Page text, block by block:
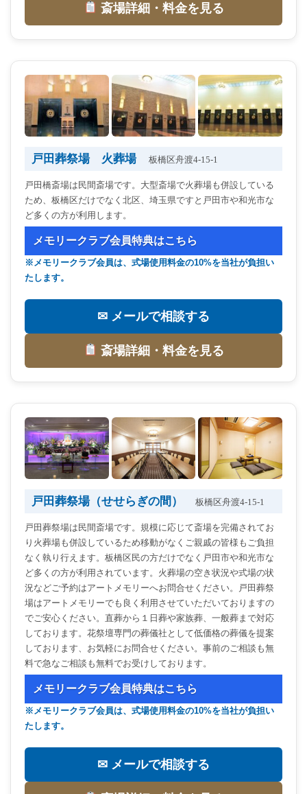
斎場詳細・料金を見る
戸田葬祭場 火葬場 板橋区舟渡4-15-1
戸田橋斎場は民間斎場です。大型斎場で火葬場も併設している
ため、板橋区だけでなく北区、埼玉県ですと戸田市や和光市な
ど多くの方が利用します。
メモリークラブ会員特典はこちら
※メモリークラブ会員は、式場使用料金の10%を当社が負担い
たします。
✉ メールで相談する
斎場詳細・料金を見る
戸田葬祭場（せせらぎの間） 板橋区舟渡4-15-1
戸田葬祭場は民間斎場です。規模に応じて斎場を完備されてお
り火葬場も併設しているため移動がなくご親戚の皆様もご負担
なく執り行えます。板橋区民の方だけでなく戸田市や和光市な
ど多くの方が利用されています。火葬場の空き状況や式場の状
況などご予約はアートメモリーへお問合せください。戸田葬祭
場はアートメモリーでも良く利用させていただいておりますの
でご安心ください。直葬から１日葬や家族葬、一般葬まで対応
しております。花祭壇専門の葬儀社として低価格の葬儀を提案
しております、お気軽にお問合せください。事前のご相談も無
料で急なご相談も無料でお受けしております。
メモリークラブ会員特典はこちら
※メモリークラブ会員は、式場使用料金の10%を当社が負担い
たします。
✉ メールで相談する